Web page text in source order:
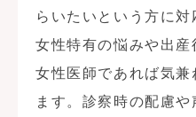
らいたいという方に対
女性特有の悩みや出産
女性医師であれば気
ます。診察時の配慮